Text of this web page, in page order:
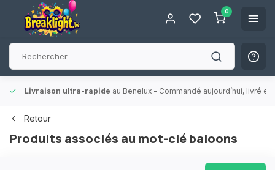
0
Livraison ultra-rapide au Benelux - Commandé aujourd’hui, livré
Retour
Produits associés au mot-clé baloons